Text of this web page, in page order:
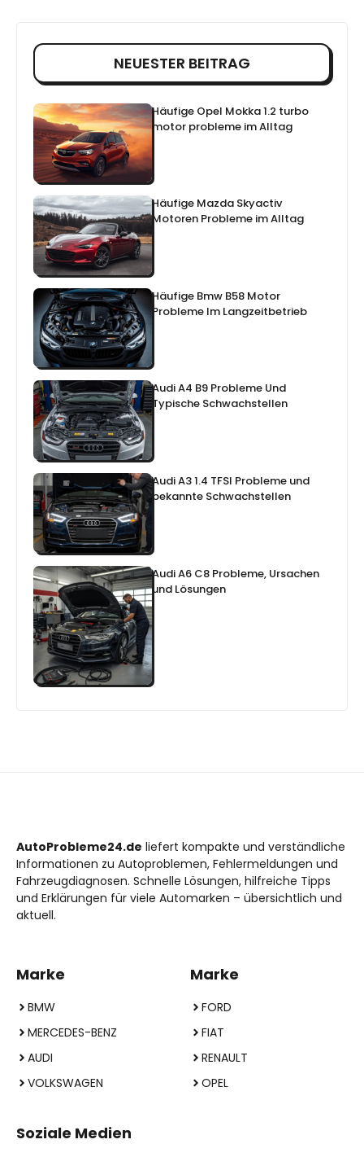
NEUESTER BEITRAG
Häufige Opel Mokka 1.2 turbo
motor probleme im Alltag
Häufige Mazda Skyactiv
Motoren Probleme im Alltag
Häufige Bmw B58 Motor
Probleme Im Langzeitbetrieb
Audi A4 B9 Probleme Und
Typische Schwachstellen
Audi A3 1.4 TFSI Probleme und
bekannte Schwachstellen
Audi A6 C8 Probleme, Ursachen
und Lösungen
AutoProbleme24.de liefert kompakte und verständliche
Informationen zu Autoproblemen, Fehlermeldungen und
Fahrzeugdiagnosen. Schnelle Lösungen, hilfreiche Tipps
und Erklärungen für viele Automarken – übersichtlich und
aktuell.
Marke
BMW
MERCEDES-BENZ
AUDI
VOLKSWAGEN
Marke
FORD
FIAT
RENAULT
OPEL
Soziale Medien